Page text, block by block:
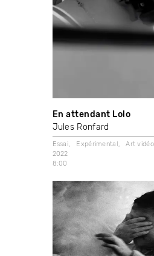
En attendant Lolo
Jules Ronfard
Essai Expérimental
Art vidéo
2022
8:00